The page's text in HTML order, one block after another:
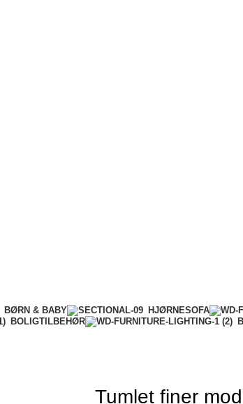
BØRN & BABY HJØRNESOFA
BOLIGTILBEHØR
Tumlet finer